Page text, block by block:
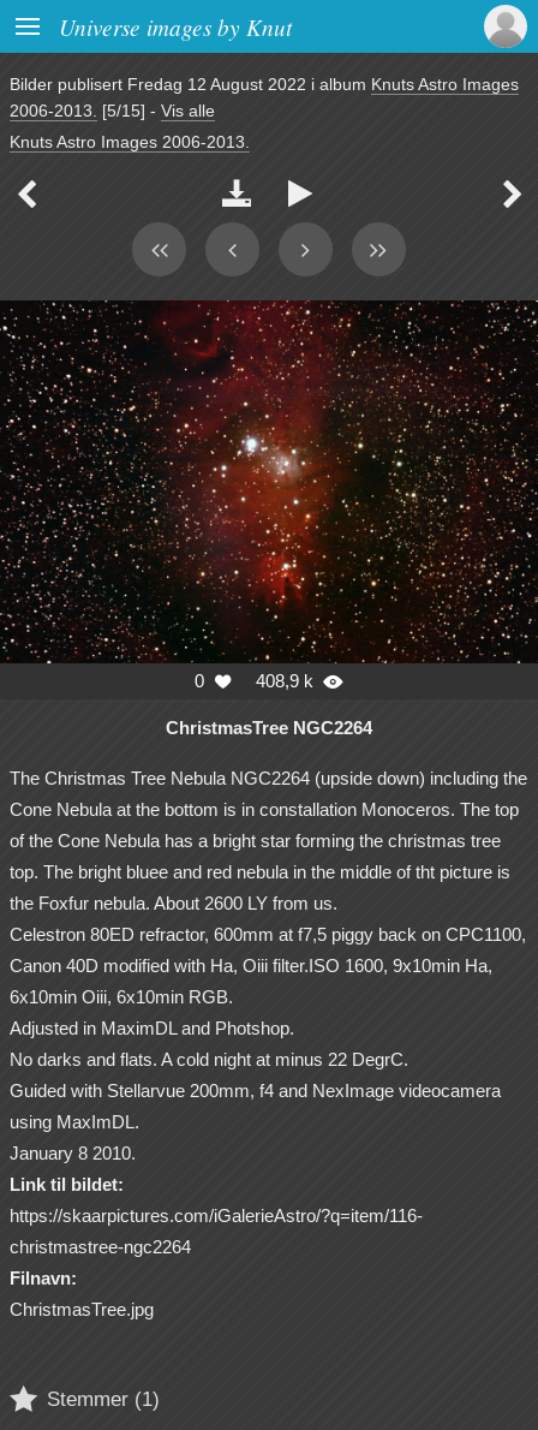
 Universe images by Knut
Bilder publisert Fredag 12 August 2022 i album Knuts Astro Images
2006-2013.
[5/15] - Vis alle
Knuts Astro Images 2006-2013.
   
0  408,9 k 
ChristmasTree NGC2264
The Christmas Tree Nebula NGC2264 (upside down) including the
Cone Nebula at the bottom is in constallation Monoceros. The top
of the Cone Nebula has a bright star forming the christmas tree
top. The bright bluee and red nebula in the middle of tht picture is
the Foxfur nebula. About 2600 LY from us.
Celestron 80ED refractor, 600mm at f7,5 piggy back on CPC1100,
Canon 40D modified with Ha, Oiii filter.ISO 1600, 9x10min Ha,
6x10min Oiii, 6x10min RGB.
Adjusted in MaximDL and Photshop.
No darks and flats. A cold night at minus 22 DegrC.
Guided with Stellarvue 200mm, f4 and NexImage videocamera
using MaxImDL.
January 8 2010.
Link til bildet:
https://skaarpictures.com/iGalerieAstro/?q=item/116-
christmastree-ngc2264
Filnavn:
ChristmasTree.jpg
 Stemmer (1)